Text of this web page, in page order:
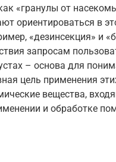
«гранулы от
ориентироваться в
«дезинсекция» и
запросам
– основа для
цель применения
вещества,
и обработке